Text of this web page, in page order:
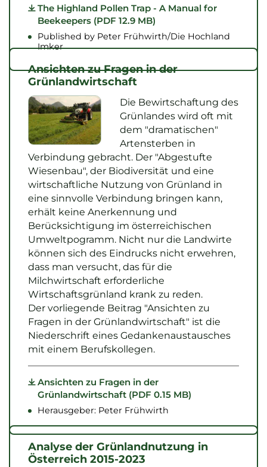
The Highland Pollen Trap - A Manual for
Beekeepers (PDF 12.9 MB)
Published by Peter Frühwirth/Die Hochland
Imker
Ansichten zu Fragen in der
Grünlandwirtschaft
Die Bewirtschaftung des
Grünlandes wird oft mit
dem "dramatischen"
Artensterben in
Verbindung gebracht. Der "Abgestufte
Wiesenbau", der Biodiversität und eine
wirtschaftliche Nutzung von Grünland in
eine sinnvolle Verbindung bringen kann,
erhält keine Anerkennung und
Berücksichtigung im österreichischen
Umweltpogramm. Nicht nur die Landwirte
können sich des Eindrucks nicht erwehren,
dass man versucht, das für die
Milchwirtschaft erforderliche
Wirtschaftsgrünland krank zu reden.
Der vorliegende Beitrag "Ansichten zu
Fragen in der Grünlandwirtschaft" ist die
Niederschrift eines Gedankenaustausches
mit einem Berufskollegen.
Ansichten zu Fragen in der
Grünlandwirtschaft (PDF 0.15 MB)
Herausgeber: Peter Frühwirth
Analyse der Grünlandnutzung in
Österreich 2015-2023